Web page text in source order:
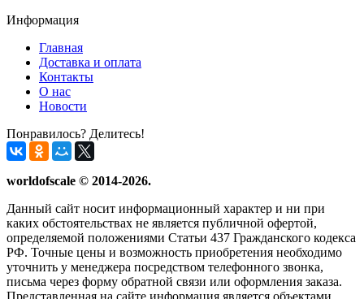
Информация
Главная
Доставка и оплата
Контакты
О нас
Новости
Понравилось? Делитесь!
worldofscale © 2014-2026.
Данный сайт носит информационный характер и ни при
каких обстоятельствах не является публичной офертой,
определяемой положениями Статьи 437 Гражданского кодекса
РФ. Точные цены и возможность приобретения необходимо
уточнить у менеджера посредством телефонного звонка,
письма через форму обратной связи или оформления заказа.
Представленная на сайте информация является объектами